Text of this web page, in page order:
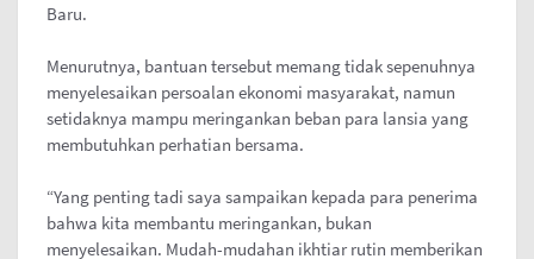
Baru.
Menurutnya, bantuan tersebut memang tidak sepenuhnya
menyelesaikan persoalan ekonomi masyarakat, namun
setidaknya mampu meringankan beban para lansia yang
membutuhkan perhatian bersama.
“Yang penting tadi saya sampaikan kepada para penerima
bahwa kita membantu meringankan, bukan
menyelesaikan. Mudah-mudahan ikhtiar rutin memberikan